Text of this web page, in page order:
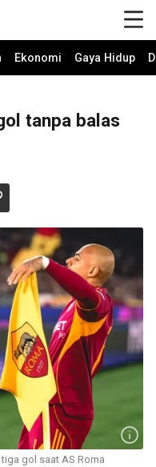
Ekonomi Gaya Hidup
tanpa balas
gol saat AS Roma